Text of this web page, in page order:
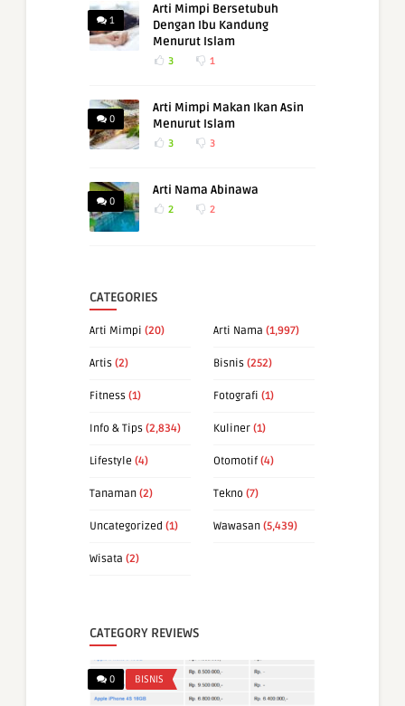
1
Arti Mimpi Bersetubuh
Dengan Ibu Kandung
Menurut Islam
3 1
0
Arti Mimpi Makan Ikan Asin
Menurut Islam
3 3
0
Arti Nama Abinawa
2 2
CATEGORIES
Arti Mimpi (20) Arti Nama (1,997)
Artis (2) Bisnis (252)
Fitness (1) Fotografi (1)
Info & Tips (2,834) Kuliner (1)
Lifestyle (4) Otomotif (4)
Tanaman (2) Tekno (7)
Uncategorized (1) Wawasan (5,439)
Wisata (2)
CATEGORY REVIEWS
0 BISNIS